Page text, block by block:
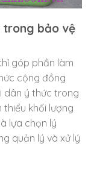
trong bảo vệ
góp phần làm
cộng đồng
dân ý thức trong
khối lượng
lựa chọn lý
quản lý và xử lý